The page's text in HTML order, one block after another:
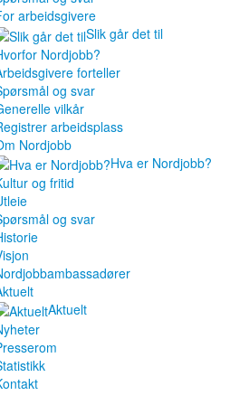
arbeidsgivere
Slik går det til
Nordjobb?
forteller
og svar
vilkår
arbeidsplass
Nordjobb
Hva er Nordjobb?
og fritid
og svar
Aktuelt